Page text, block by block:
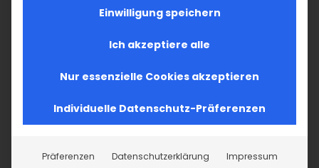
Einwilligung speichern
Ich akzeptiere alle
Nur essenzielle Cookies akzeptieren
Individuelle Datenschutz-Präferenzen
Präferenzen Datenschutzerklärung
Impressum